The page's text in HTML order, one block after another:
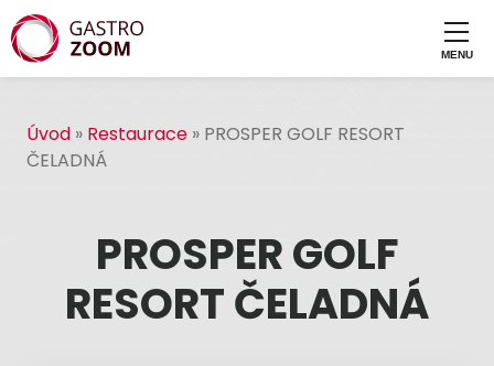
Úvod » Restaurace » PROSPER GOLF RESORT
ČELADNÁ
PROSPER GOLF
RESORT ČELADNÁ